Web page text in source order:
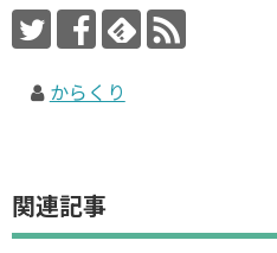
からくり
関連記事